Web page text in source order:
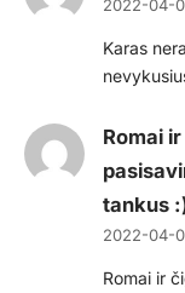
2022-04-
Karas
Romai
tankus
2022-04-
Romai ir